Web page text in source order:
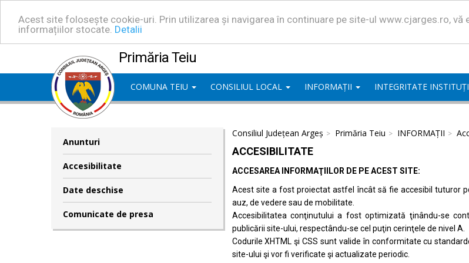
Acest site folosește cookie-uri. Prin utilizarea și navigarea în continuare pe site-ul www.cjarges.ro,
informațiilor stocate. Detalii
Primăria Teiu
COMUNA TEIU CONSILIUL LOCAL INFORMAȚII INTEGRITATE
Anunturi
Accesibilitate
Date deschise
Comunicate de presa
Consiliul Județean Argeș Primăria Teiu INFORMAȚII
ACCESIBILITATE
ACCESAREA INFORMAŢIILOR DE PE ACEST SITE:
Acest site a fost proiectat astfel încât să fie accesibil tuturor
auz, de vedere sau de mobilitate.
Accesibilitatea conţinutului a fost optimizată ţinându-se
publicării site-ului, respectându-se cel puţin cerinţele de nivel A.
Codurile XHTML şi CSS sunt valide în conformitate cu
site-ului şi vor fi verificate şi actualizate periodic.